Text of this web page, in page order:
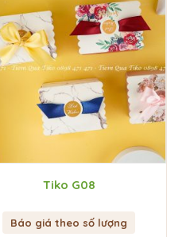
Tiko G08
Báo giá theo số lượng